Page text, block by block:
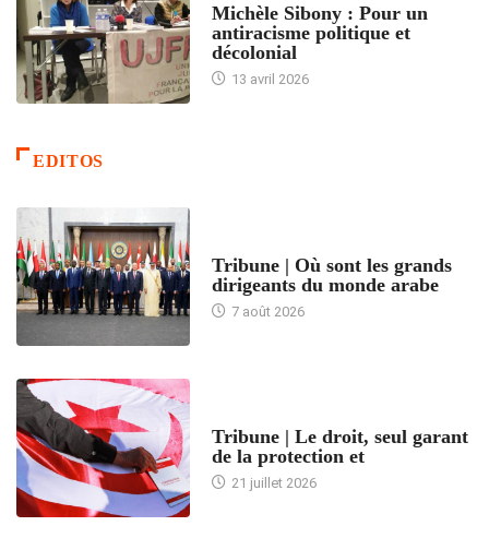
Michèle Sibony : Pour un
antiracisme politique et
décolonial
13 avril 2026
EDITOS
Tribune | Où sont les grands
dirigeants du monde arabe
7 août 2026
Tribune | Le droit, seul garant
de la protection et
21 juillet 2026